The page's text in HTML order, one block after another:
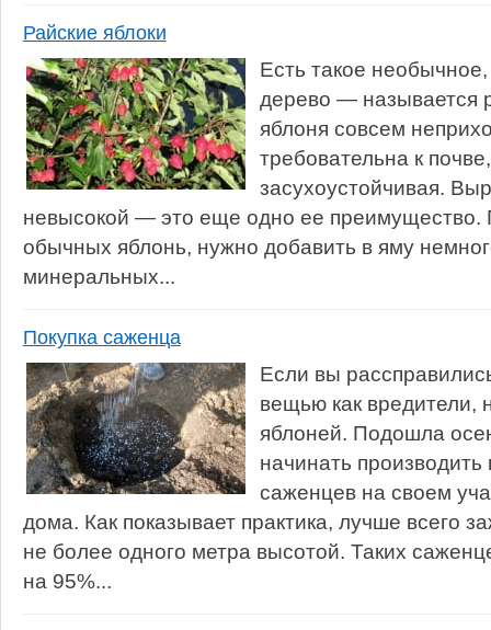
Райские яблоки
Есть такое
дерево — называется
яблоня совсем
требовательна к
засухоустойчивая.
невысокой — это еще одно ее преимущество.
обычных яблонь, нужно добавить в яму
минеральных...
Покупка саженца
Если вы
вещью как вредители,
яблоней. Подошла
начинать
саженцев на своем
дома. Как показывает практика, лучше всего
не более одного метра высотой. Таких
на 95%...